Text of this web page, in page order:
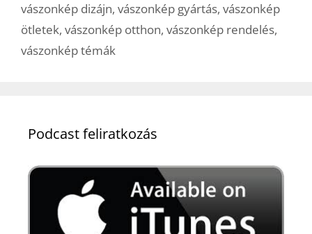
vászonkép dizájn, vászonkép gyártás, vászonkép
ötletek, vászonkép otthon, vászonkép rendelés,
vászonkép témák
Podcast feliratkozás